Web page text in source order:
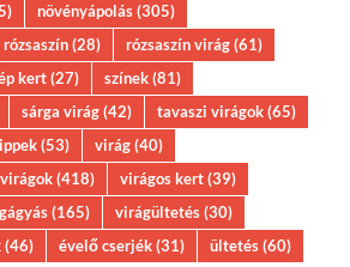
növényápolás(305)
rózsaszín(28) rózsaszín virág(61)
kert(27) színek(81)
sárga virág(42) tavaszi virágok(65)
(53) virág(40)
virágok(418) virágos kert(39)
(165) virágültetés(30)
(46) évelő cserjék(31) ültetés(60)